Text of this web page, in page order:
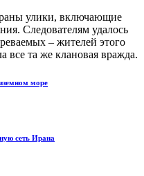
улики, включающие
Следователям удалось
– жителей этого
все та же клановая вражда.
море
сеть Ирана